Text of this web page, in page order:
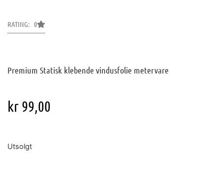
RATING: 0
Premium Statisk klebende vindusfolie metervare
kr99,00
Utsolgt